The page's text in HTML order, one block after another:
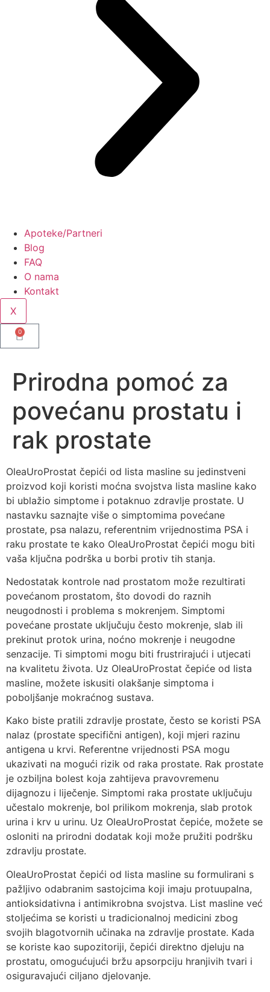
Apoteke/Partneri
Blog
FAQ
O nama
Kontakt
X
0
Prirodna pomoć za
povećanu prostatu i
rak prostate
OleaUroProstat čepići od lista masline su jedinstveni
proizvod koji koristi moćna svojstva lista masline kako
bi ublažio simptome i potaknuo zdravlje prostate. U
nastavku saznajte više o simptomima povećane
prostate, psa nalazu, referentnim vrijednostima PSA i
raku prostate te kako OleaUroProstat čepići mogu biti
vaša ključna podrška u borbi protiv tih stanja.
Nedostatak kontrole nad prostatom može rezultirati
povećanom prostatom, što dovodi do raznih
neugodnosti i problema s mokrenjem. Simptomi
povećane prostate uključuju često mokrenje, slab ili
prekinut protok urina, noćno mokrenje i neugodne
senzacije. Ti simptomi mogu biti frustrirajući i utjecati
na kvalitetu života. Uz OleaUroProstat čepiće od lista
masline, možete iskusiti olakšanje simptoma i
poboljšanje mokraćnog sustava.
Kako biste pratili zdravlje prostate, često se koristi PSA
nalaz (prostate specifični antigen), koji mjeri razinu
antigena u krvi. Referentne vrijednosti PSA mogu
ukazivati na mogući rizik od raka prostate. Rak prostate
je ozbiljna bolest koja zahtijeva pravovremenu
dijagnozu i liječenje. Simptomi raka prostate uključuju
učestalo mokrenje, bol prilikom mokrenja, slab protok
urina i krv u urinu. Uz OleaUroProstat čepiće, možete se
osloniti na prirodni dodatak koji može pružiti podršku
zdravlju prostate.
OleaUroProstat čepići od lista masline su formulirani s
pažljivo odabranim sastojcima koji imaju protuupalna,
antioksidativna i antimikrobna svojstva. List masline već
stoljećima se koristi u tradicionalnoj medicini zbog
svojih blagotvornih učinaka na zdravlje prostate. Kada
se koriste kao supozitoriji, čepići direktno djeluju na
prostatu, omogućujući bržu apsorpciju hranjivih tvari i
osiguravajući ciljano djelovanje.